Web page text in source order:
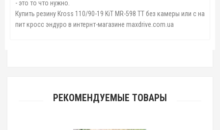
- это то что нужно.
Купить резину Kross 110/90-19 KiT MR-598 TT без камеры или с на
пит кросс эндуро в интернт-магазине maxdrive.com.ua
РЕКОМЕНДУЕМЫЕ ТОВАРЫ